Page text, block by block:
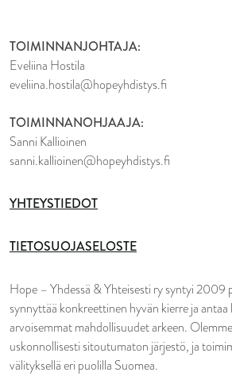
Hope – Yhdessä & Yhteisesti ry syntyi 2009
synnyttää konkreettinen hyvän kierre ja antaa
arvoisemmat mahdollisuudet arkeen.
uskonnollisesti sitoutumaton järjestö, ja
välityksellä eri puolilla Suomea.
TOIMINNANJOHTAJA:
Eveliina Hostila
eveliina.hostila@hopeyhdistys.fi
TOIMINNANOHJAAJA:
Sanni Kallioinen
sanni.kallioinen@hopeyhdistys.fi
YHTEYSTIEDOT
TIETOSUOJASELOSTE